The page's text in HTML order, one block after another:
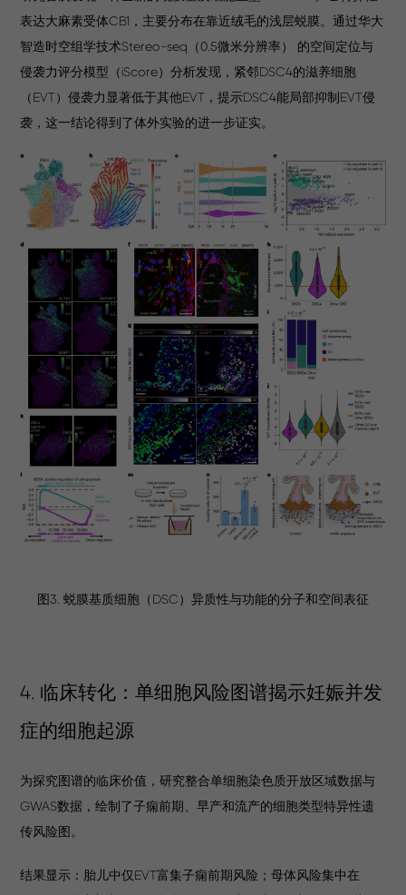
表达大麻素受体CB1，主要分布在靠近绒毛的浅层蜕膜。通过华大
智造时空组学技术Stereo-seq（0.5微米分辨率） 的空间定位与
侵袭力评分模型（iScore）分析发现，紧邻DSC4的滋养细胞
（EVT）侵袭力显著低于其他EVT，提示DSC4能局部抑制EVT侵
袭，这一结论得到了体外实验的进一步证实。
图3. 蜕膜基质细胞（DSC）异质性与功能的分子和空间表征
4. 临床转化：单细胞风险图谱揭示妊娠并发
症的细胞起源
为探究图谱的临床价值，研究整合单细胞染色质开放区域数据与
GWAS数据，绘制了子痫前期、早产和流产的细胞类型特异性遗
传风险图。
结果显示：胎儿中仅EVT富集子痫前期风险；母体风险集中在